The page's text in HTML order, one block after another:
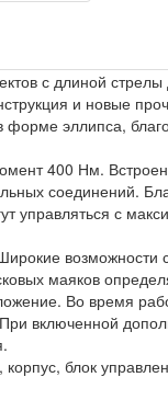
с длиной стрелы
и новые
форме эллипса,
400 Нм.
соединений.
управляться с
возможности
маяков
Во время
включенной
блок